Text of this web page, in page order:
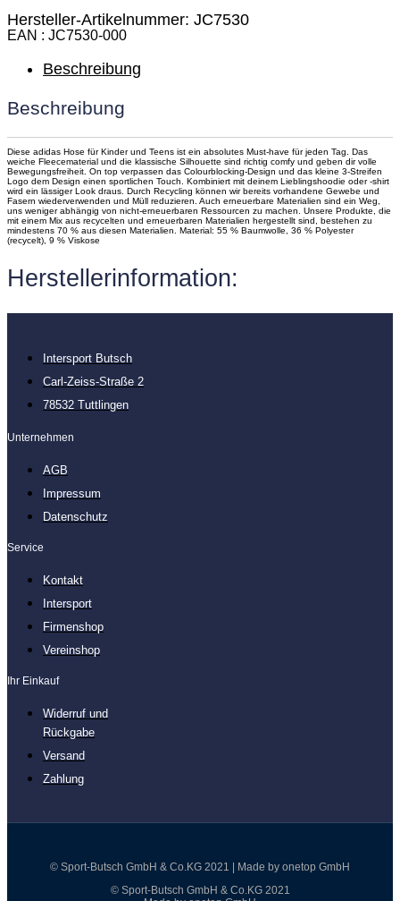
Hersteller-Artikelnummer: JC7530
EAN JC7530-000
Beschreibung
Beschreibung
Diese adidas Hose für Kinder und Teens ist ein absolutes Must-have für jeden Tag. Das
weiche Fleecematerial und die klassische Silhouette sind richtig comfy und geben dir volle
Bewegungsfreiheit. On top verpassen das Colourblocking-Design und das kleine 3-Streifen
Logo dem Design einen sportlichen Touch. Kombiniert mit deinem Lieblingshoodie oder -shirt
wird ein lässiger Look draus. Durch Recycling können wir bereits vorhandene Gewebe und
Fasern wiederverwenden und Müll reduzieren. Auch erneuerbare Materialien sind ein Weg,
uns weniger abhängig von nicht-erneuerbaren Ressourcen zu machen. Unsere Produkte, die
mit einem Mix aus recycelten und erneuerbaren Materialien hergestellt sind, bestehen zu
mindestens 70 % aus diesen Materialien. Material: 55 % Baumwolle, 36 % Polyester
(recycelt), 9 % Viskose
Herstellerinformation:
Intersport Butsch
Carl-Zeiss-Straße 2
78532 Tuttlingen
Unternehmen
AGB
Impressum
Datenschutz
Service
Kontakt
Intersport
Firmenshop
Vereinshop
Ihr Einkauf
Widerruf und
Rückgabe
Versand
Zahlung
© Sport-Butsch GmbH & Co.KG 2021 | Made by onetop GmbH
© Sport-Butsch GmbH & Co.KG 2021